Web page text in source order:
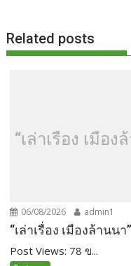
Related posts
“เล่าเรื่อง เมือ
06/08/2026 admin1
“เล่าเรื่อง เมืองล้านน
Post Views: 78 ข...